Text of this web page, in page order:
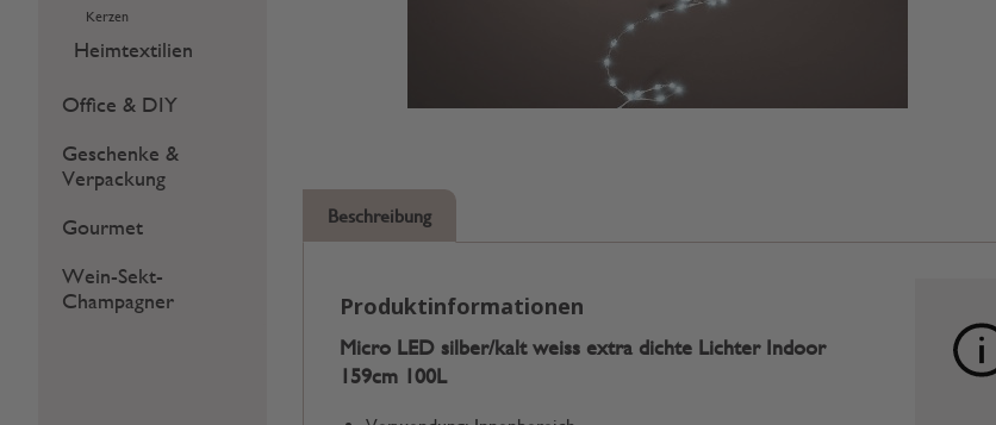
Kerzen
Heimtextilien
Office & DIY
Geschenke &
Verpackung
Gourmet
Wein-Sekt-
Champagner
Beschreibung
Produktinformationen
Micro LED silber/kalt weiss extra dichte Lichter Indoor
159cm 100L